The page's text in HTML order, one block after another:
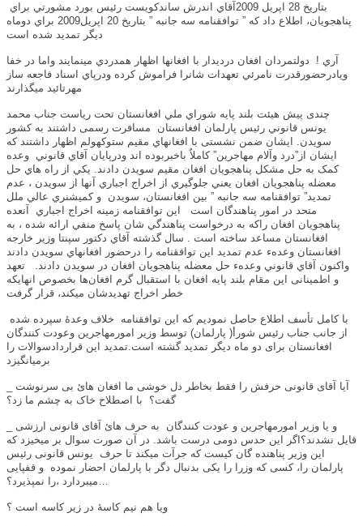
بتاريخ 28 اپريل 2009آقاي اندرش ساندکويست رئيس بورد مشورتي براي
پناهجويان، اطلاع داد که ” توافقنامه سه جانبه ” بتاريخ 20 اپريل2009 براي دوماه
ديگر تمديد شده است
آري ! دولتمردان افغان درديدار با افغانها اظهار همدردي مينمايند واما در خفا
ويادرحضورقدرت نامرئي تعهدات شانرا فراموش کرده ودرپاي اسناد فاجعه ساز
مهرتائيد ميگذارند
چندی پیش هيئت بلند پايه شوراي ملي افغانستان تحت رياست جناب محمد
يونس قانوني رئیس پارلمان افغانستان
مسافرت رسمی‌ داشتند به کشور
سویدن. ایشان ضمن نشستی با افغانهاي مقيم ستوکهولم اظهار داشتند که
ايشان از”درد وآلام مهاجرين” کاملاٌ باخبربوده اند ودرپايان آقاي قانوني وعده
کمک به حل مشکل پناهجويان افغان مقيم سويدن دادند. يکي از راه هاي حل
معضله پناهجويان افغان يعني جلوگيري از اخراج اجباري آنها از سويدن ، عدم
تمديد” توافقنامه سه جانبه ” بین افغانستان، سویدن وکميشنري عالي ملل
متحد در امور پناهندگان است اين توافقنامه زمينه اخراج اجباري
آنعده
پناهجويان افغان راکه به درخواست پناهندگي شان پاسخ منفي ارائه شده ، به
افغانستان مساعد ساخته است . سال گذشته آقاي دکتور سپنتا وزير خارجه
افغانستان وعدهء عدم تمديد اين توافقنامه را درحضور افغانهاي سويدن دادند
واکنون آقاي قانوني وعدهء حل معضله پناهجويان افغان در سويدن دادند.
تعهد
و اطمینانی این مقام بلند پایه افغان با استقبال گرم افغان‌ها بخصوص انهایکه
خطر اخراج تهدید‌شان میکند، قرار گرفت
با کامل تأسف اطلاع حاصل نمودیم که این توافقنامه
خلاف وعدهٔ سپرده شده
از جانب جناب رئیس شورأ( پارلمان) توسط وزیر امورمهاجرين وعودت کنندگان
افغانستان برای دو ماه ديگر تمدید گشته است.تمدید این قراردادسوالات را
برمیانگیزد
گفت؟ با اصطلاح خاک به چشم ما زد؟
قایل نشدند؟ اگر این حدس دومی درست باشد. در آن صورت سوال بر میخیزد که
این وزیر پناهنده گان کیست که جرآت میکند تا حرف یونس قانونی رئیس
پارلمان را، کسی که وزرا را یکی بدنبال دگر با پارلمان احضار نموده و قفپایی
میبردارد ،را نمپذیرد؟…
ویا هم نیم کاسهٔ در زیر کاسه است ؟